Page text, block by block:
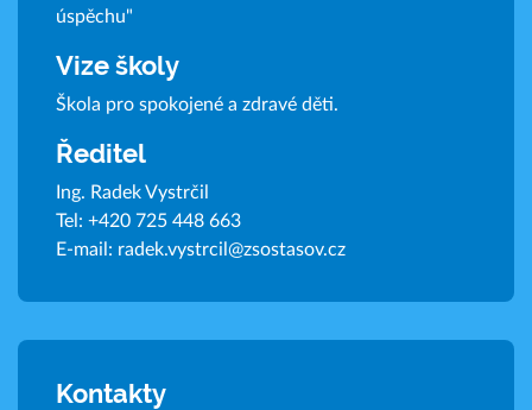
úspěchu"
Vize školy
Škola pro spokojené a zdravé děti.
Ředitel
Ing. Radek Vystrčil
Tel: +420 725 448 663
E-mail: radek.vystrcil@zsostasov.cz
Kontakty